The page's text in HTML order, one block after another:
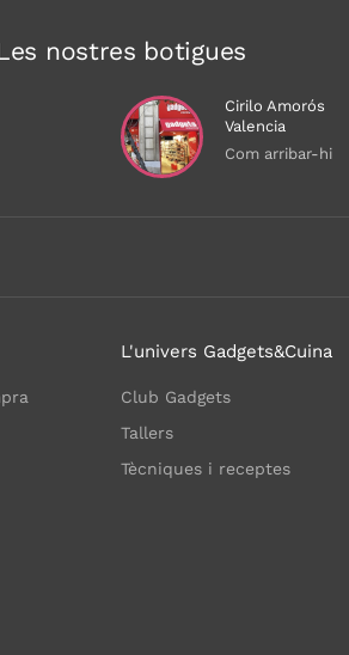
nostres botigues
Cirilo Amorós
Valencia
Com arribar-hi
L'univers Gadgets&Cuina
Club Gadgets
Tallers
Tècniques i receptes